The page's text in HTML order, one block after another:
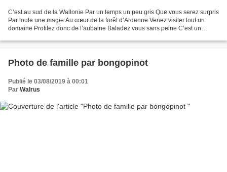
C’est au sud de la Wallonie Par un temps un peu gris Que vous serez surpris
Par toute une magie Au cœur de la forêt d’Ardenne Venez visiter tout un
domaine Profitez donc de l’aubaine Baladez vous sans peine C’est un
Photo de famille par bongopinot
Publié le 03/08/2019 à 00:01
Par Walrus